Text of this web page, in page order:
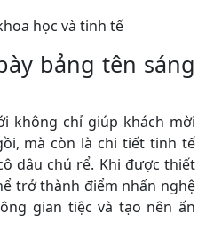
bảng tên sáng
không chỉ giúp khách mời
mà còn là chi tiết tinh tế
dâu chú rể. Khi được thiết
trở thành điểm nhấn nghệ
gian tiệc và tạo nên ấn